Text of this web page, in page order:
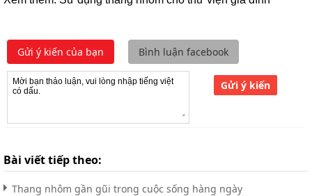
Gửi ý kiến của bạn Bình luận facebook
Gửi ý kiến
Bài viết tiếp theo:
Thang nhôm gần gũi trong cuộc sống hàng ngày